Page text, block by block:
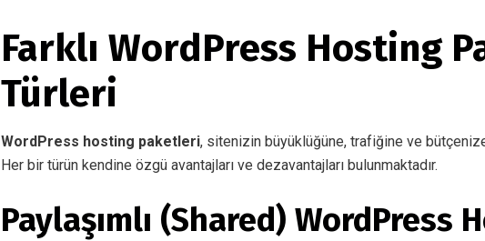
Farklı WordPress Hosting
Türleri
WordPress hosting paketleri, sitenizin büyüklüğüne, trafiğine ve
Her bir türün kendine özgü avantajları ve dezavantajları bulunmaktadır.
Paylaşımlı (Shared) WordPress